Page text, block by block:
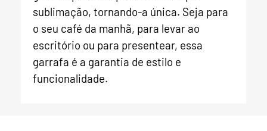
sublimação, tornando-a única. Seja para
o seu café da manhã, para levar ao
escritório ou para presentear, essa
garrafa é a garantia de estilo e
funcionalidade.